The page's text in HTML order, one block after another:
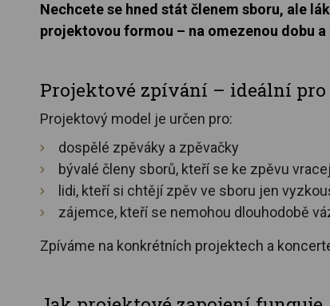
Nechcete se hned stát členem sboru, ale
projektovou formou – na omezenou dobu
Projektové zpívání – ideální pro
Projektový model je určen pro:
dospělé zpěváky a zpěvačky
bývalé členy sborů, kteří se ke zpěvu
lidi, kteří si chtějí zpěv ve sboru jen
zájemce, kteří se nemohou dlouhodobě
Zpíváme na konkrétních projektech a